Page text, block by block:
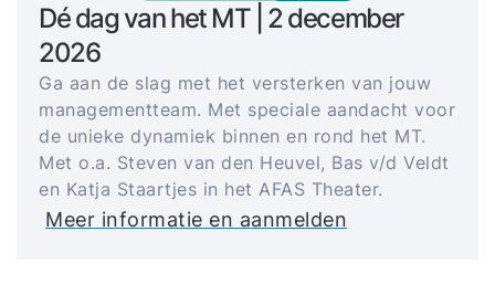
Dé dag van het MT | 2 december
2026
Ga aan de slag met het versterken van jouw
managementteam. Met speciale aandacht voor
de unieke dynamiek binnen en rond het MT.
Met o.a. Steven van den Heuvel, Bas v/d Veldt
en Katja Staartjes in het AFAS Theater.
Meer informatie en aanmelden